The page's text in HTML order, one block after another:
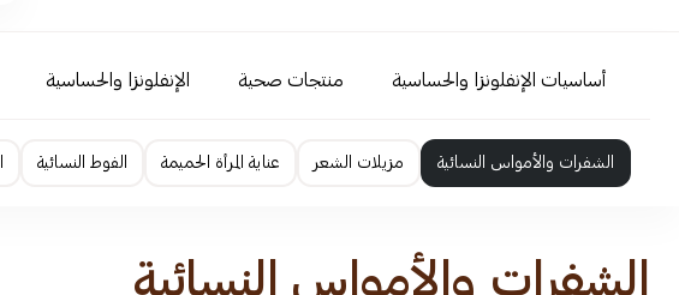
أساسيات الإنفلونزا والحساسية منتجات صحية الإنفلونزا والحساسية
الشفرات والأمواس النسائية مزيلات الشعر عناية المرأة الحميمة الفوط النسائية
الشفرات والأمواس النسائية